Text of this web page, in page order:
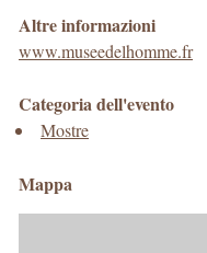
Altre informazioni
www.museedelhomme.fr
Categoria dell'evento
Mostre
Mappa